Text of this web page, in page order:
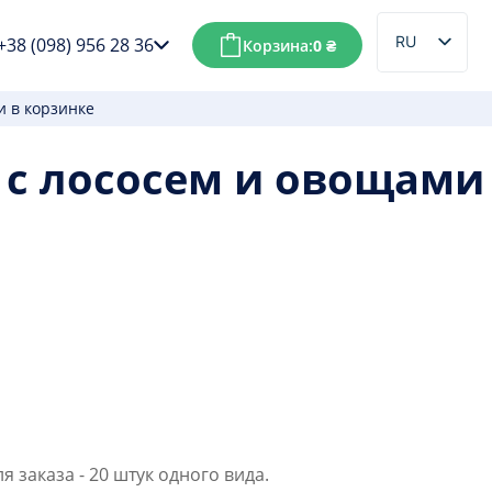
(098) 956 28 36 Корзина:0₴
RU
UK
в корзинке
лососем и овощами
заказа - 20 штук одного вида.